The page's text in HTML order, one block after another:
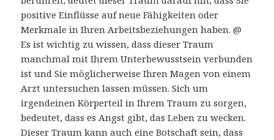
positive Einflüsse auf neue Fähigkeiten oder
Merkmale in Ihren Arbeitsbeziehungen haben. @
Es ist wichtig zu wissen, dass dieser Traum
manchmal mit Ihrem Unterbewusstsein verbunden
ist und Sie möglicherweise Ihren Magen von einem
Arzt untersuchen lassen müssen. Sich um
irgendeinen Körperteil in Ihrem Traum zu sorgen,
bedeutet, dass es Angst gibt, das Leben zu wecken.
Dieser Traum kann auch eine Botschaft sein, dass